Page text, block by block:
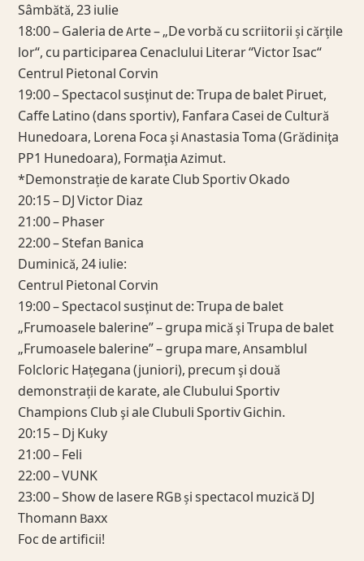
Sâmbătă, 23 iulie
18:00 – Galeria de Arte – „De vorbă cu scriitorii și cărțile
lor“, cu participarea Cenaclului Literar “Victor Isac“
Centrul Pietonal Corvin
19:00 – Spectacol susţinut de: Trupa de balet Piruet,
Caffe Latino (dans sportiv), Fanfara Casei de Cultură
Hunedoara, Lorena Foca şi Anastasia Toma (Grădiniţa
PP1 Hunedoara), Formaţia Azimut.
*Demonstrație de karate Club Sportiv Okado
20:15 – DJ Victor Diaz
21:00 – Phaser
22:00 – Stefan Banica
Duminică, 24 iulie:
Centrul Pietonal Corvin
19:00 – Spectacol susţinut de: Trupa de balet
„Frumoasele balerine” – grupa mică şi Trupa de balet
„Frumoasele balerine” – grupa mare, Ansamblul
Folcloric Hațegana (juniori), precum şi două
demonstrații de karate, ale Clubului Sportiv
Champions Club şi ale Clubuli Sportiv Gichin.
20:15 – Dj Kuky
21:00 – Feli
22:00 – VUNK
23:00 – Show de lasere RGB și spectacol muzică DJ
Thomann Baxx
Foc de artificii!